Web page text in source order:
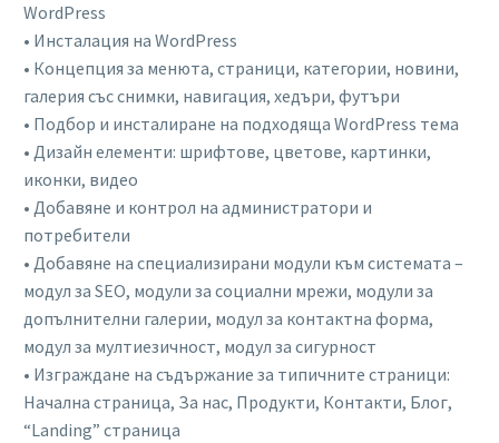
WordPress
• Инсталация на WordPress
• Концепция за менюта, страници, категории, новини,
галерия със снимки, навигация, хедъри, футъри
• Подбор и инсталиране на подходяща WordPress тема
• Дизайн елементи: шрифтове, цветове, картинки,
иконки, видео
• Добавяне и контрол на администратори и
потребители
• Добавяне на специализирани модули към системата –
модул за SEO, модули за социални мрежи, модули за
допълнителни галерии, модул за контактна форма,
модул за мултиезичност, модул за сигурност
• Изграждане на съдържание за типичните страници:
Начална страница, За нас, Продукти, Контакти, Блог,
“Landing” страница